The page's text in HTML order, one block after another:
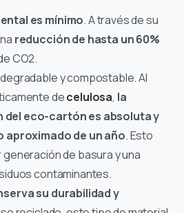
es mínimo. A través de su
reducción de hasta un 60%
CO2.
y compostable. Al
decelulosa, la
del eco-cartón es absoluta y
aproximado de un año. Esto
generación de basura y una
contaminantes.
su durabilidad y